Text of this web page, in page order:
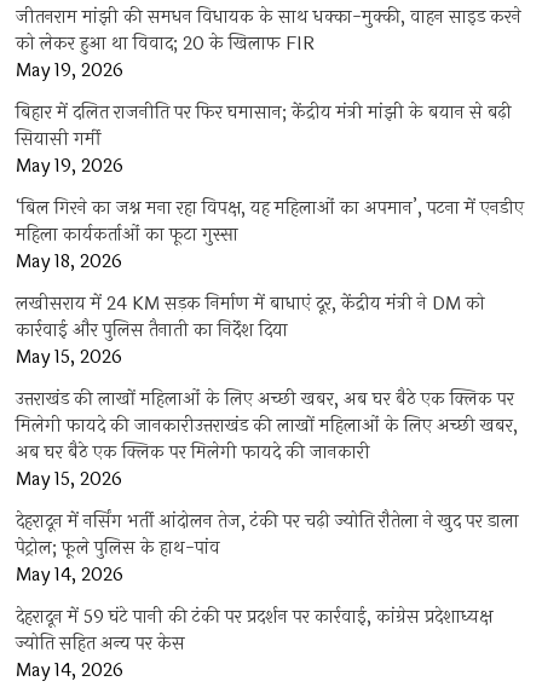
जीतनराम मांझी की समधन विधायक के साथ धक्का-मुक्की, वाहन साइड करने
को लेकर हुआ था विवाद; 20 के खिलाफ FIR
May 19, 2026
बिहार में दलित राजनीति पर फिर घमासान; केंद्रीय मंत्री मांझी के बयान से बढ़ी
सियासी गर्मी
May 19, 2026
‘बिल गिरने का जश्न मना रहा विपक्ष, यह महिलाओं का अपमान’, पटना में एनडीए
महिला कार्यकर्ताओं का फूटा गुस्सा
May 18, 2026
लखीसराय में 24 KM सड़क निर्माण में बाधाएं दूर, केंद्रीय मंत्री ने DM को
कार्रवाई और पुलिस तैनाती का निर्देश दिया
May 15, 2026
उत्तराखंड की लाखों महिलाओं के लिए अच्छी खबर, अब घर बैठे एक क्लिक पर
मिलेगी फायदे की जानकारीउत्तराखंड की लाखों महिलाओं के लिए अच्छी खबर,
अब घर बैठे एक क्लिक पर मिलेगी फायदे की जानकारी
May 15, 2026
देहरादून में नर्सिंग भर्ती आंदोलन तेज, टंकी पर चढ़ी ज्योति रौतेला ने खुद पर डाला
पेट्रोल; फूले पुलिस के हाथ-पांव
May 14, 2026
देहरादून में 59 घंटे पानी की टंकी पर प्रदर्शन पर कार्रवाई, कांग्रेस प्रदेशाध्यक्ष
ज्योति सहित अन्य पर केस
May 14, 2026